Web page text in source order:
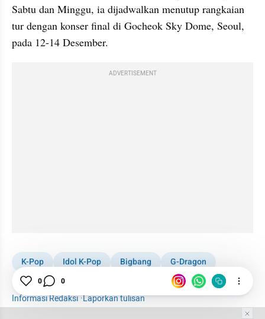
Sabtu dan Minggu, ia dijadwalkan menutup rangkaian
tur dengan konser final di Gocheok Sky Dome, Seoul,
pada 12-14 Desember.
ADVERTISEMENT
K-Pop Idol K-Pop Bigbang
G-Dragon
Narkoba
Karier
Informasi Redaksi·Laporkan tulisan
0 0